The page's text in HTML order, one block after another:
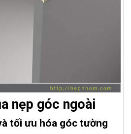
nẹp góc ngoài
tối ưu hóa góc tường